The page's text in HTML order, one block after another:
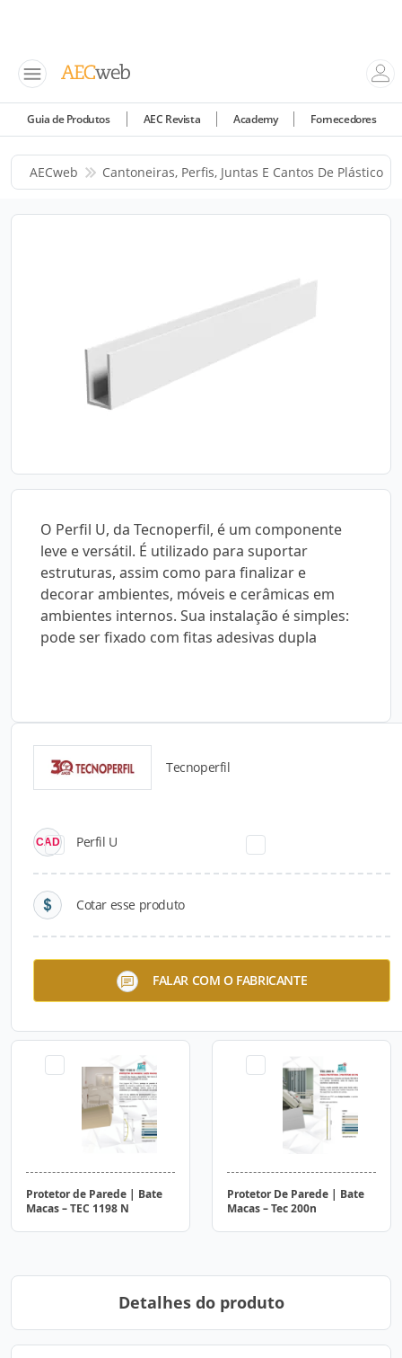
Guia de Produtos AEC Revista Academy Fornecedores
AECweb Cantoneiras, Perfis, Juntas E Cantos De Plástico
O Perfil U, da Tecnoperfil, é um componente
leve e versátil. É utilizado para suportar
estruturas, assim como para finalizar e
decorar ambientes, móveis e cerâmicas em
ambientes internos. Sua instalação é simples:
pode ser fixado com fitas adesivas dupla
Tecnoperfil
Perfil U
Cotar esse produto
FALAR COM O FABRICANTE
Catálogos para Download
Protetor De Parede E
Corrimão | Bate Macas – Tec
026n
Protetor de Parede | Bate
Macas – TEC 198 N
Protetor de Parede | Bate
Macas – TEC 1198 N
Protetor De Parede | Bate
Macas – Tec 200n
Detalhes do produto